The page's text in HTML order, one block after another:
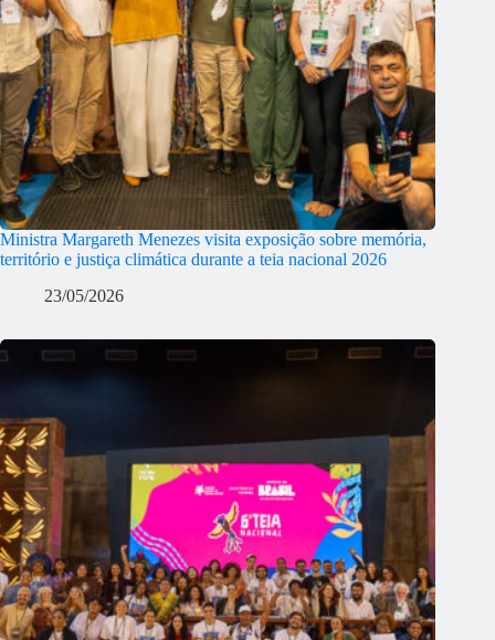
Ministra Margareth Menezes visita exposição sobre memória,
território e justiça climática durante a teia nacional 2026
23/05/2026